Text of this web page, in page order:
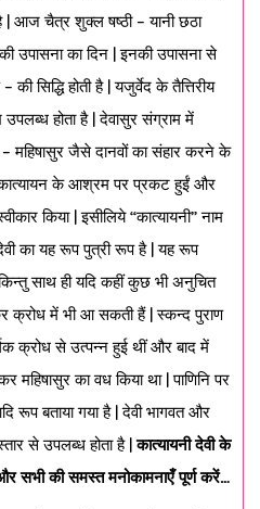
| आज चैत्र शुक्ल षष्ठी – यानी छठा
उपासना का दिन | इनकी उपासना से
की सिद्धि होती है | यजुर्वेद के तैत्तिरीय
होता है | देवासुर संग्राम में
महिषासुर जैसे दानवों का संहार करने के
कात्यायन के आश्रम पर प्रकट हुईं और
किया | इसीलिये “कात्यायनी” नाम
का यह रूप पुत्री रूप है | यह रूप
साथ ही यदि कहीं कुछ भी अनुचित
क्रोध में भी आ सकती हैं | स्कन्द पुराण
क्रोध से उत्पन्न हुई थीं और बाद में
महिषासुर का वध किया था | पाणिनि पर
रूप बताया गया है | देवी भागवत और
से उपलब्ध होता है |कात्यायनी देवी के
सभी की समस्त मनोकामनाएँ पूर्ण करें…